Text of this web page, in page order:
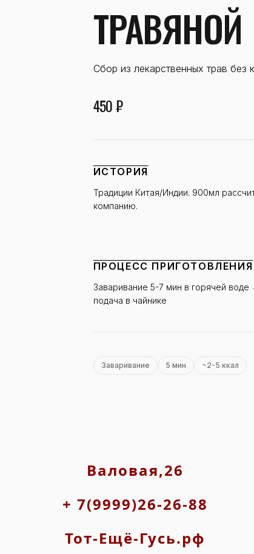
ТРАВЯНОЙ
Сбор из лекарственных трав без
450 ₽
ИСТОРИЯ
Традиции Китая/Индии. 900мл
компанию.
ПРОЦЕСС ПРИГОТОВЛЕНИЯ
Заваривание 5-7 мин в горячей воде
подача в чайнике
Заваривание 5 мин ~2-5 ккал
Валовая,26
+ 7(9999)26-26-88
Тот-Ещё-Гусь.рф